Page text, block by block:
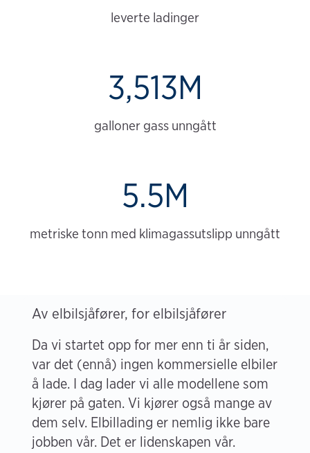
leverte ladinger
3,513M
galloner gass unngått
5.5M
metriske tonn med klimagassutslipp unngått
Av elbilsjåfører, for elbilsjåfører
Da vi startet opp for mer enn ti år siden,
var det (ennå) ingen kommersielle elbiler
å lade. I dag lader vi alle modellene som
kjører på gaten. Vi kjører også mange av
dem selv. Elbillading er nemlig ikke bare
jobben vår. Det er lidenskapen vår.